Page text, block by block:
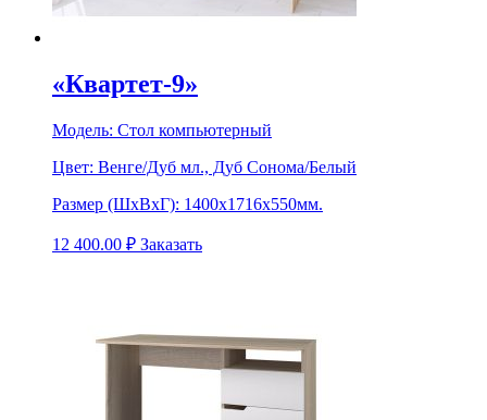
«Квартет-9»
Модель: Стол компьютерный
Цвет: Венге/Дуб мл., Дуб Сонома/Белый
Размер (ШхВхГ): 1400х1716х550мм.
12 400.00 ₽ Заказать